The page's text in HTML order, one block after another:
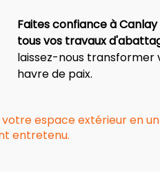
Faites confiance à
tous vos travaux
laissez-nous transformer
havre de paix.
espace extérieur en
entretenu.